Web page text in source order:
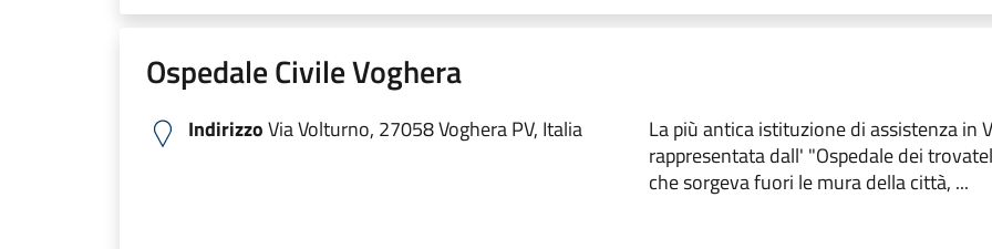
Ospedale Civile Voghera
IndirizzoVia Volturno, 27058 Voghera PV, Italia
La più antica istituzione di assistenza in
rappresentata dall' "Ospedale dei
che sorgeva fuori le mura della città, ...